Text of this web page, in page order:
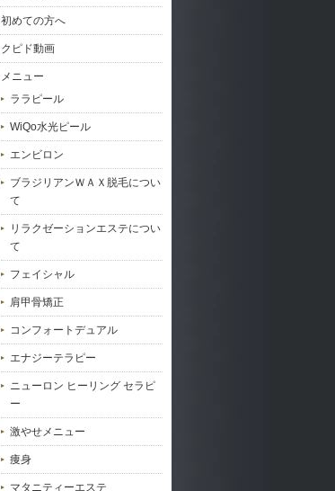
初めての方へ
クピド動画
メニュー
ララピール
WiQo水光ピール
エンビロン
ブラジリアンＷＡＸ脱毛につい
て
リラクゼーションエステについ
て
フェイシャル
肩甲骨矯正
コンフォートデュアル
エナジーテラピー
ニューロン ヒーリング セラピ
ー
激やせメニュー
痩身
マタニティーエステ